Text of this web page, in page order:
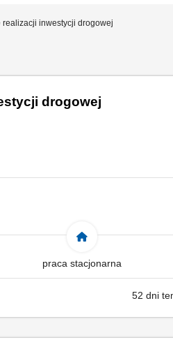
realizacji inwestycji drogowej
drogowej
praca stacjonarna
52 dni